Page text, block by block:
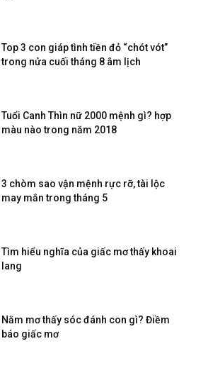
Top 3 con giáp tình tiền đỏ “chót vót”
trong nửa cuối tháng 8 âm lịch
Tuổi Canh Thìn nữ 2000 mệnh gì? hợp
màu nào trong năm 2018
3 chòm sao vận mệnh rực rỡ, tài lộc
may mắn trong tháng 5
Tìm hiểu nghĩa của giấc mơ thấy khoai
lang
Nằm mơ thấy sóc đánh con gì? Điềm
báo giấc mơ